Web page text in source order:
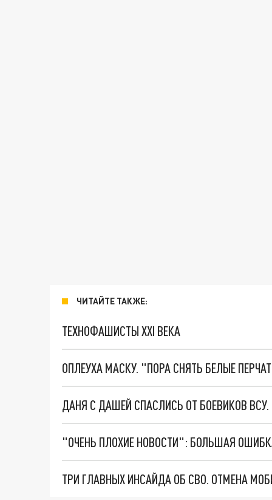
ЧИТАЙТЕ ТАКЖЕ:
ТЕХНОФАШИСТЫ XXI ВЕКА
ОПЛЕУХА МАСКУ. "ПОРА СНЯТЬ БЕЛЫЕ
ДАНЯ С ДАШЕЙ СПАСЛИСЬ ОТ БОЕВИКОВ